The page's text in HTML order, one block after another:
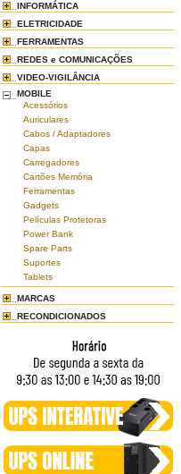
INFORMÁTICA
ELETRICIDADE
FERRAMENTAS
REDES e COMUNICAÇÕES
VIDEO-VIGILÂNCIA
MOBILE
Acessórios
Auriculares
Cabos / Adaptadores
Capas
Carregadores
Cartões Memória
Ferramentas
Gadgets
Películas Protetoras
Power Bank
Spare Parts
Suportes
Tablets
MARCAS
RECONDICIONADOS